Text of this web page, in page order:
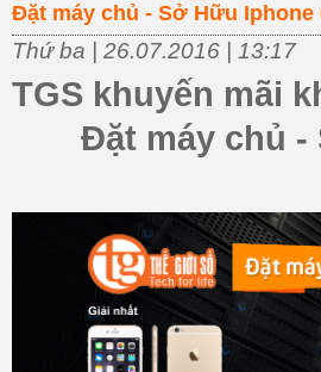
Đặt máy chủ - Sở Hữu Iphone
Thứ ba | 26.07.2016 | 13:17
TGS khuyến mãi
Đặt máy chủ -